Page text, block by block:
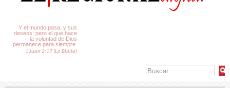
Y el mundo pasa, y sus
deseos; pero el que hace
la voluntad de Dios
permanece para siempre.
1 Juan 2:17 (La Biblia)